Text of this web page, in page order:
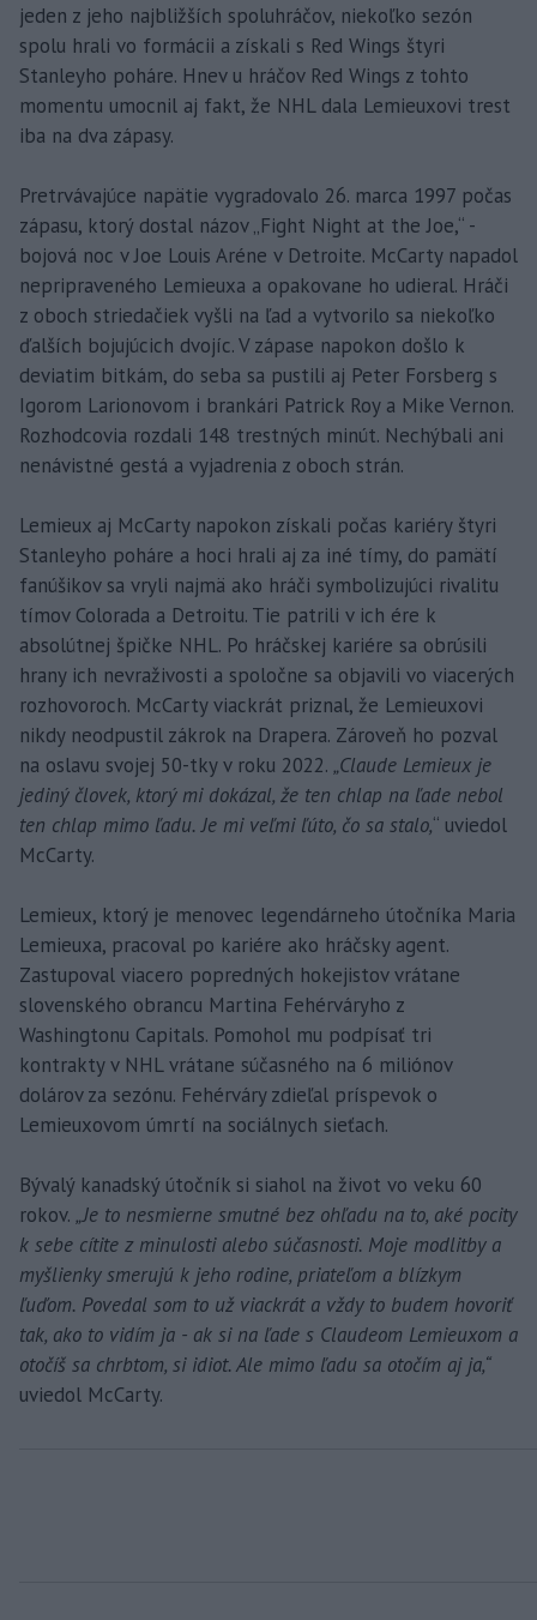
jeden z jeho najbližších spoluhráčov, niekoľko sezón
spolu hrali vo formácii a získali s Red Wings štyri
Stanleyho poháre. Hnev u hráčov Red Wings z tohto
momentu umocnil aj fakt, že NHL dala Lemieuxovi trest
iba na dva zápasy.
Pretrvávajúce napätie vygradovalo 26. marca 1997 počas
zápasu, ktorý dostal názov „Fight Night at the Joe,“ -
bojová noc v Joe Louis Aréne v Detroite. McCarty napadol
nepripraveného Lemieuxa a opakovane ho udieral. Hráči
z oboch striedačiek vyšli na ľad a vytvorilo sa niekoľko
ďalších bojujúcich dvojíc. V zápase napokon došlo k
deviatim bitkám, do seba sa pustili aj Peter Forsberg s
Igorom Larionovom i brankári Patrick Roy a Mike Vernon.
Rozhodcovia rozdali 148 trestných minút. Nechýbali ani
nenávistné gestá a vyjadrenia z oboch strán.
Lemieux aj McCarty napokon získali počas kariéry štyri
Stanleyho poháre a hoci hrali aj za iné tímy, do pamätí
fanúšikov sa vryli najmä ako hráči symbolizujúci rivalitu
tímov Colorada a Detroitu. Tie patrili v ich ére k
absolútnej špičke NHL. Po hráčskej kariére sa obrúsili
hrany ich nevraživosti a spoločne sa objavili vo viacerých
rozhovoroch. McCarty viackrát priznal, že Lemieuxovi
nikdy neodpustil zákrok na Drapera. Zároveň ho pozval
na oslavu svojej 50-tky v roku 2022. „Claude Lemieux je
jediný človek, ktorý mi dokázal, že ten chlap na ľade nebol
ten chlap mimo ľadu. Je mi veľmi ľúto, čo sa stalo,“ uviedol
McCarty.
Lemieux, ktorý je menovec legendárneho útočníka Maria
Lemieuxa, pracoval po kariére ako hráčsky agent.
Zastupoval viacero popredných hokejistov vrátane
slovenského obrancu Martina Fehérváryho z
Washingtonu Capitals. Pomohol mu podpísať tri
kontrakty v NHL vrátane súčasného na 6 miliónov
dolárov za sezónu. Fehérváry zdieľal príspevok o
Lemieuxovom úmrtí na sociálnych sieťach.
Bývalý kanadský útočník si siahol na život vo veku 60
rokov. „Je to nesmierne smutné bez ohľadu na to, aké pocity
k sebe cítite z minulosti alebo súčasnosti. Moje modlitby a
myšlienky smerujú k jeho rodine, priateľom a blízkym
ľuďom. Povedal som to už viackrát a vždy to budem hovoriť
tak, ako to vidím ja - ak si na ľade s Claudeom Lemieuxom a
otočíš sa chrbtom, si idiot. Ale mimo ľadu sa otočím aj ja,“
uviedol McCarty.